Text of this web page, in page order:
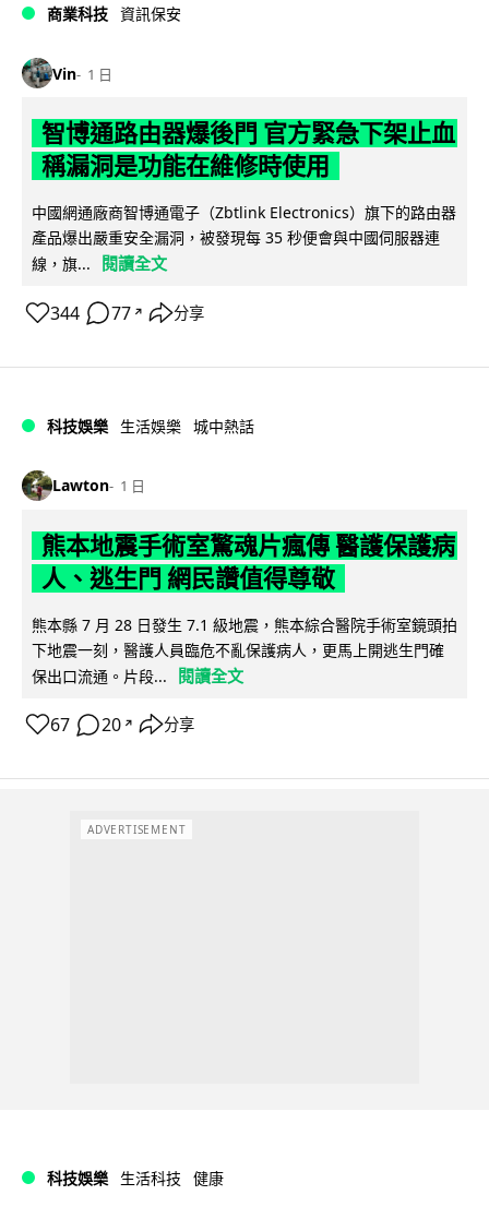
商業科技 資訊保安
Vin 1 日
智博通路由器爆後門 官方緊急下架止血
稱漏洞是功能在維修時使用
中國網通廠商智博通電子（Zbtlink Electronics）旗下的路由器
產品爆出嚴重安全漏洞，被發現每 35 秒便會與中國伺服器連
線，旗...
閱讀全文
344 77 ↗ 分享
科技娛樂 生活娛樂 城中熱話
Lawton 1 日
熊本地震手術室驚魂片瘋傳 醫護保護病
人、逃生門 網民讚值得尊敬
熊本縣 7 月 28 日發生 7.1 級地震，熊本綜合醫院手術室鏡頭拍
下地震一刻，醫護人員臨危不亂保護病人，更馬上開逃生門確
保出口流通。片段...
閱讀全文
67 20 ↗ 分享
ADVERTISEMENT
科技娛樂 生活科技 健康